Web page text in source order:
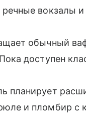
вокзалы
обычный
доступен
планирует
и пломбир с